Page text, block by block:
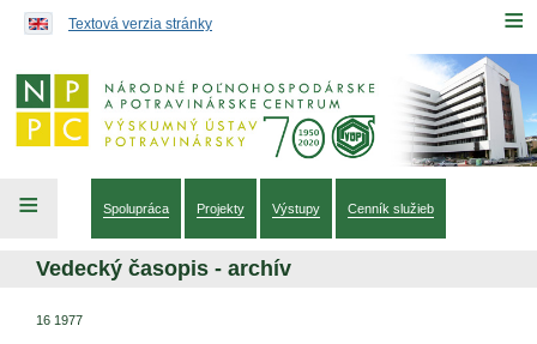
≡
Textová verzia stránky
≡ Spolupráca Projekty Výstupy Cenník služieb
Vedecký časopis - archív
16 1977